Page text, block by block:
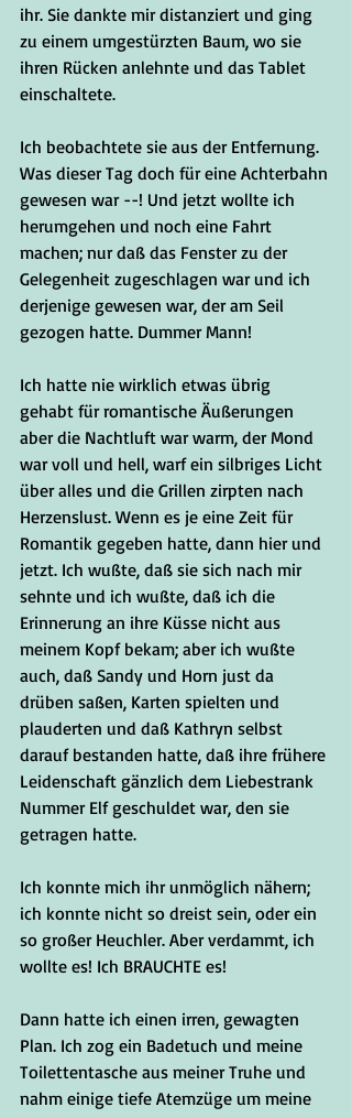
ihr. Sie dankte mir distanziert und ging
zu einem umgestürzten Baum, wo sie
ihren Rücken anlehnte und das Tablet
einschaltete.
Ich beobachtete sie aus der Entfernung.
Was dieser Tag doch für eine Achterbahn
gewesen war --! Und jetzt wollte ich
herumgehen und noch eine Fahrt
machen; nur daß das Fenster zu der
Gelegenheit zugeschlagen war und ich
derjenige gewesen war, der am Seil
gezogen hatte. Dummer Mann!
Ich hatte nie wirklich etwas übrig
gehabt für romantische Äußerungen
aber die Nachtluft war warm, der Mond
war voll und hell, warf ein silbriges Licht
über alles und die Grillen zirpten nach
Herzenslust. Wenn es je eine Zeit für
Romantik gegeben hatte, dann hier und
jetzt. Ich wußte, daß sie sich nach mir
sehnte und ich wußte, daß ich die
Erinnerung an ihre Küsse nicht aus
meinem Kopf bekam; aber ich wußte
auch, daß Sandy und Horn just da
drüben saßen, Karten spielten und
plauderten und daß Kathryn selbst
darauf bestanden hatte, daß ihre frühere
Leidenschaft gänzlich dem Liebestrank
Nummer Elf geschuldet war, den sie
getragen hatte.
Ich konnte mich ihr unmöglich nähern;
ich konnte nicht so dreist sein, oder ein
so großer Heuchler. Aber verdammt, ich
wollte es! Ich BRAUCHTE es!
Dann hatte ich einen irren, gewagten
Plan. Ich zog ein Badetuch und meine
Toilettentasche aus meiner Truhe und
nahm einige tiefe Atemzüge um meine